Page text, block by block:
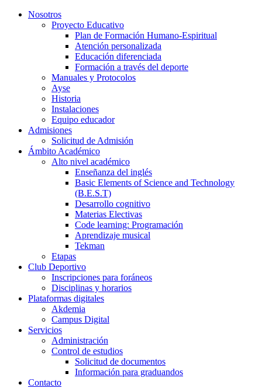
Nosotros
Proyecto Educativo
Plan de Formación Humano-Espiritual
Atención personalizada
Educación diferenciada
Formación a través del deporte
Manuales y Protocolos
Ayse
Historia
Instalaciones
Equipo educador
Admisiones
Solicitud de Admisión
Ámbito Académico
Alto nivel académico
Enseñanza del inglés
Basic Elements of Science and Technology
(B.E.S.T)
Desarrollo cognitivo
Materias Electivas
Code learning: Programación
Aprendizaje musical
Tekman
Etapas
Club Deportivo
Inscripciones para foráneos
Disciplinas y horarios
Plataformas digitales
Akdemia
Campus Digital
Servicios
Administración
Control de estudios
Solicitud de documentos
Información para graduandos
Contacto